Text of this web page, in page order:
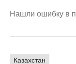
Нашли ошибку в
Казахстан